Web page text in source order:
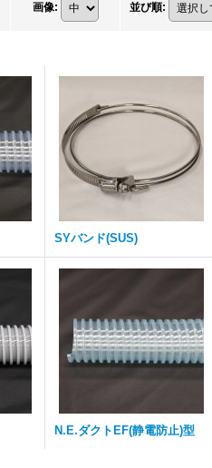
画像: 並び順:
SYバンド(SUS)
N.E.ダクトEF(静電防止)型